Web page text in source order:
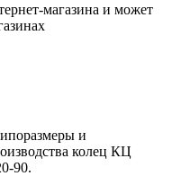
магазина и может
и
колец КЦ
90.